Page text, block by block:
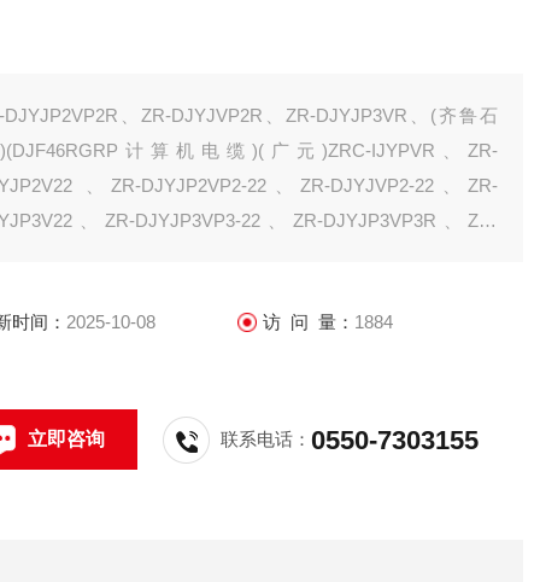
DJYJP2VP2R、ZR-DJYJVP2R、ZR-DJYJP3VR、(齐鲁石
计算机电缆)(广元)ZRC-IJYPVR、ZR-
、ZR-DJYJP2VP2-22、ZR-DJYJVP2-22、ZR-
、ZR-DJYJP3VP3-22、ZR-DJYJP3VP3R、ZR-
时间： 2025-10-08 访 问 量： 1884
立即咨询 联系电话：0550-7303155